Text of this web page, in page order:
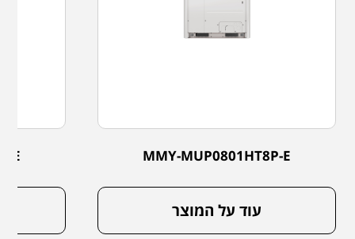
MMY-MUP0801HT8P-E
עוד על המוצר
E